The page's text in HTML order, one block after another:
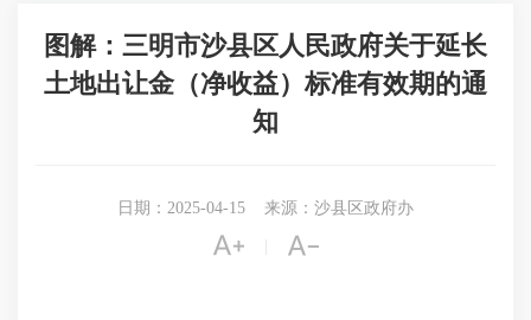
图解：三明市沙县区人民政府关于延长
土地出让金（净收益）标准有效期的通
知
日期：2025-04-15 来源：沙县区政府办
 